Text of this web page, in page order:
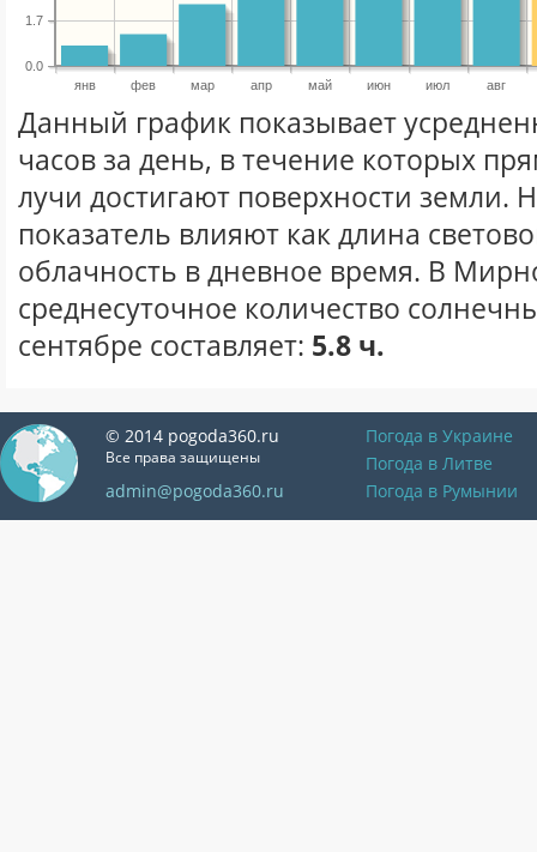
янв фев мар апр май июн июл авг
0.0
1.7
Данный график показывает
часов за день, в течение которых
лучи достигают поверхности земли.
показатель влияют как длина
облачность в дневное время. В
среднесуточное количество
сентябре составляет: 5.8 ч.
© 2014 pogoda360.ru
Все права защищены
admin@pogoda360.ru
Погода в Украине
Погода в Литве
Погода в Румынии